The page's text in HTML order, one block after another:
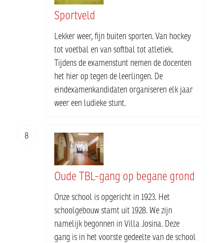
Sportveld
Lekker weer, fijn buiten sporten. Van hockey
tot voetbal en van softbal tot atletiek.
Tijdens de examenstunt nemen de docenten
het hier op tegen de leerlingen. De
eindexamenkandidaten organiseren elk jaar
weer een ludieke stunt.
8
Oude TBL-gang op begane grond
Onze school is opgericht in 1923. Het
schoolgebouw stamt uit 1928. We zijn
namelijk begonnen in Villa Josina. Deze
gang is in het voorste gedeelte van de school